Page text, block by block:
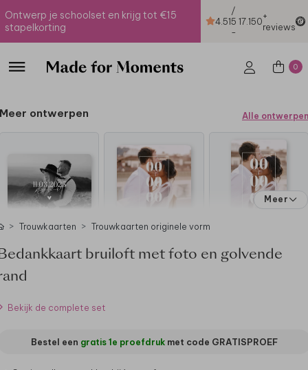
Ontwerp je schoolset en krijg tot €15
stapelkorting
4.51
/
5
-
17.150+
reviews
0
Meer ontwerpen Alle ontwerpen
Meer
Trouwkaarten Trouwkaarten originele vorm
bruiloft met foto en golvende
Bekijk de complete set
Bestel een gratis 1e proefdrukmet code GRATISPROEF